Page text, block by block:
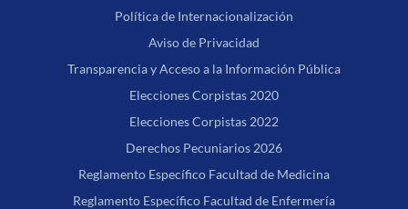
Política de Internacionalización
Aviso de Privacidad
Transparencia y Acceso a la Información Pública
Elecciones Corpistas 2020
Elecciones Corpistas 2022
Derechos Pecuniarios 2026
Reglamento Específico Facultad de Medicina
Reglamento Específico Facultad de Enfermería